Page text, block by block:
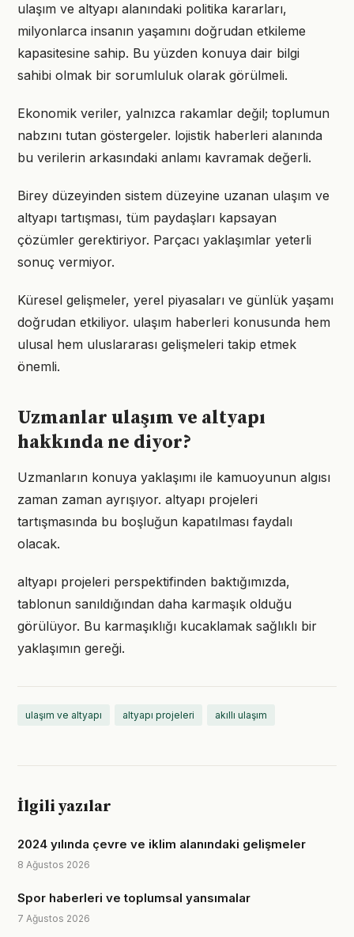
ulaşım ve altyapı alanındaki politika kararları,
milyonlarca insanın yaşamını doğrudan etkileme
kapasitesine sahip. Bu yüzden konuya dair bilgi
sahibi olmak bir sorumluluk olarak görülmeli.
Ekonomik veriler, yalnızca rakamlar değil; toplumun
nabzını tutan göstergeler. lojistik haberleri alanında
bu verilerin arkasındaki anlamı kavramak değerli.
Birey düzeyinden sistem düzeyine uzanan ulaşım ve
altyapı tartışması, tüm paydaşları kapsayan
çözümler gerektiriyor. Parçacı yaklaşımlar yeterli
sonuç vermiyor.
Küresel gelişmeler, yerel piyasaları ve günlük yaşamı
doğrudan etkiliyor. ulaşım haberleri konusunda hem
ulusal hem uluslararası gelişmeleri takip etmek
önemli.
Uzmanlar ulaşım ve altyapı
hakkında ne diyor?
Uzmanların konuya yaklaşımı ile kamuoyunun algısı
zaman zaman ayrışıyor. altyapı projeleri
tartışmasında bu boşluğun kapatılması faydalı
olacak.
altyapı projeleri perspektifinden baktığımızda,
tablonun sanıldığından daha karmaşık olduğu
görülüyor. Bu karmaşıklığı kucaklamak sağlıklı bir
yaklaşımın gereği.
ulaşım ve altyapı altyapı projeleri akıllı ulaşım
İlgili yazılar
2024 yılında çevre ve iklim alanındaki gelişmeler
8 Ağustos 2026
Spor haberleri ve toplumsal yansımalar
7 Ağustos 2026